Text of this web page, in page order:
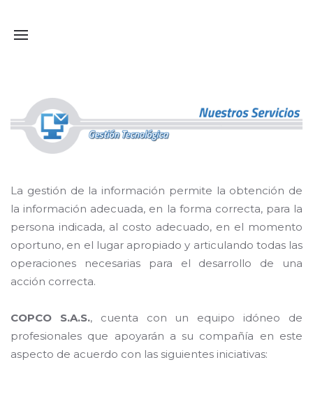
La gestión de la información permite la obtención de
la información adecuada, en la forma correcta, para la
persona indicada, al costo adecuado, en el momento
oportuno, en el lugar apropiado y articulando todas las
operaciones necesarias para el desarrollo de una
acción correcta.
COPCO S.A.S., cuenta con un equipo idóneo de
profesionales que apoyarán a su compañía en este
aspecto de acuerdo con las siguientes iniciativas: